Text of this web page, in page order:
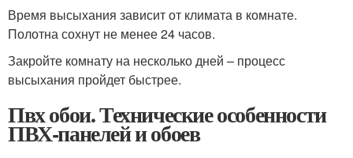
Время высыхания зависит от климата в комнате.
Полотна сохнут не менее 24 часов.
Закройте комнату на несколько дней – процесс
высыхания пройдет быстрее.
Пвх обои. Технические особенности
ПВХ-панелей и обоев